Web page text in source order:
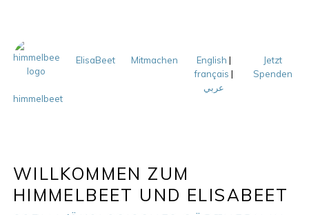
himmelbeet
ElisaBeet Mitmachen English |
français |
عربي
Jetzt
Spenden
WILLKOMMEN ZUM
HIMMELBEET UND ELISABEET